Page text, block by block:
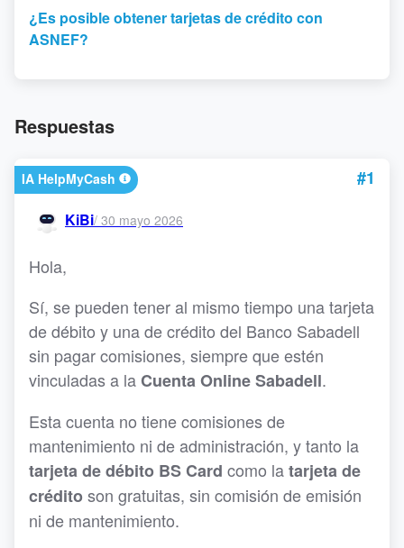
¿Es posible obtener tarjetas de crédito con
ASNEF?
Respuestas
IA HelpMyCash #1
KiBi/ 30 mayo 2026
Hola,
Sí, se pueden tener al mismo tiempo una tarjeta
de débito y una de crédito del Banco Sabadell
sin pagar comisiones, siempre que estén
vinculadas a laCuenta Online Sabadell.
Esta cuenta no tiene comisiones de
mantenimiento ni de administración, y tanto la
tarjeta de débito BS Card como latarjeta de
créditoson gratuitas, sin comisión de emisión
ni de mantenimiento.